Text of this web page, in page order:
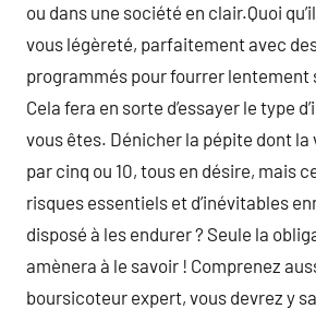
ou dans une société en clair.Quoi
vous légèreté, parfaitement avec
programmés pour fourrer lentement
Cela fera en sorte d’essayer le type
vous êtes. Dénicher la pépite dont
par cinq ou 10, tous en désire, mais
risques essentiels et d’inévitables
disposé à les endurer ? Seule la
amènera à le savoir ! Comprenez
boursicoteur expert, vous devrez y